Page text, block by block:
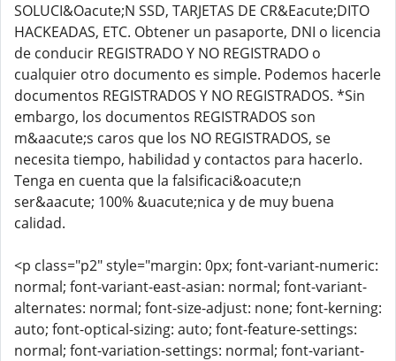
SOLUCI&Oacute;N SSD, TARJETAS DE CR&Eacute;DITO
HACKEADAS, ETC. Obtener un pasaporte, DNI o licencia
de conducir REGISTRADO Y NO REGISTRADO o
cualquier otro documento es simple. Podemos hacerle
documentos REGISTRADOS Y NO REGISTRADOS. *Sin
embargo, los documentos REGISTRADOS son
m&aacute;s caros que los NO REGISTRADOS, se
necesita tiempo, habilidad y contactos para hacerlo.
Tenga en cuenta que la falsificaci&oacute;n
ser&aacute; 100% &uacute;nica y de muy buena
calidad.
<p class="p2" style="margin: 0px; font-variant-numeric:
normal; font-variant-east-asian: normal; font-variant-
alternates: normal; font-size-adjust: none; font-kerning:
auto; font-optical-sizing: auto; font-feature-settings:
normal; font-variation-settings: normal; font-variant-